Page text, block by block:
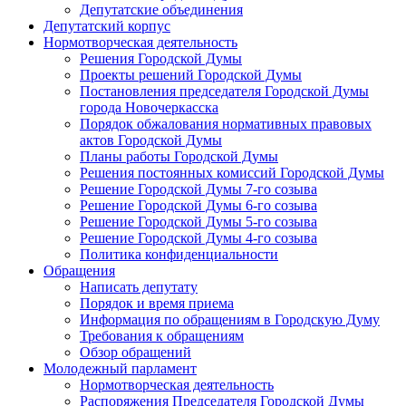
Депутатские объединения
Депутатский корпус
Нормотворческая деятельность
Решения Городской Думы
Проекты решений Городской Думы
Постановления председателя Городской Думы
города Новочеркасска
Порядок обжалования нормативных правовых
актов Городской Думы
Планы работы Городской Думы
Решения постоянных комиссий Городской Думы
Решение Городской Думы 7-го созыва
Решение Городской Думы 6-го созыва
Решение Городской Думы 5-го созыва
Решение Городской Думы 4-го созыва
Политика конфиденциальности
Обращения
Написать депутату
Порядок и время приема
Информация по обращениям в Городскую Думу
Требования к обращениям
Обзор обращений
Молодежный парламент
Нормотворческая деятельность
Распоряжения Председателя Городской Думы